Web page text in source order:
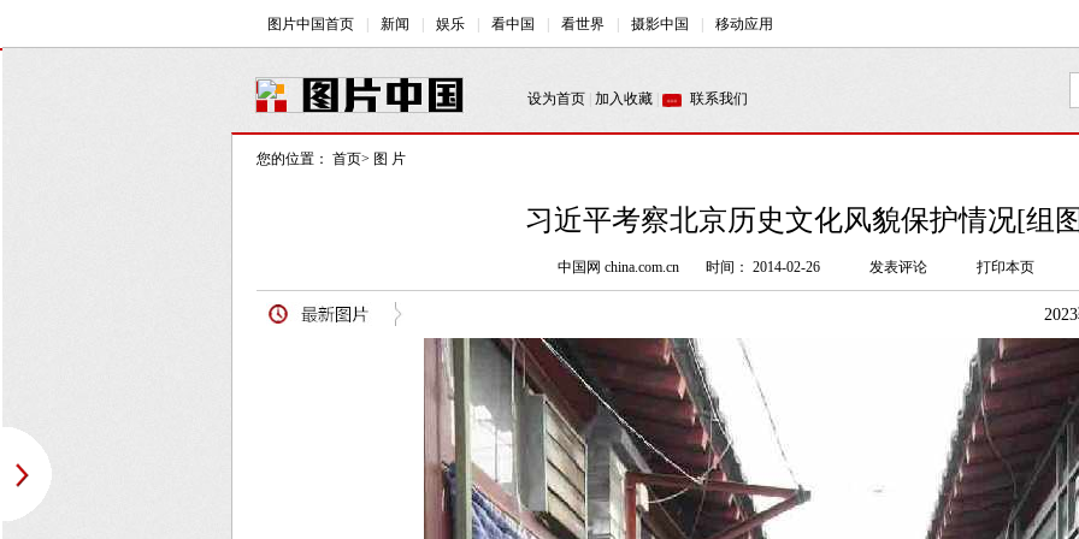
您的位置： 首页> 图 片
习近平考察北京历史文化风貌保护情况[组
中国网 china.com.cn 时间： 2014-02-26 发表评论 打印本页